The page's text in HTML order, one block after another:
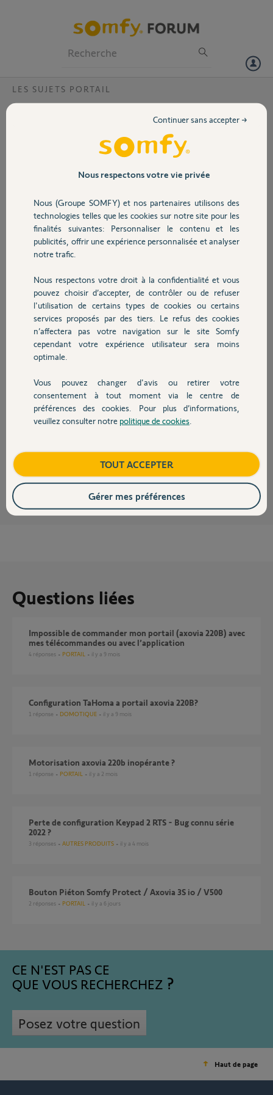
Volet
Sécurité
Domotique
Chauffage
Autres produits
Devis avec un pro
Contact
LES SUJETS PORTAIL
Impossible de commander mon portail
axovia 220B avec ma télécommande ni
avec l'application ni avec le visiophone ?
Il m'est impossible de commander mon portail (axovia 220B) avec ma
jean yves
il y a 9 mois
Réponses
Vérifiez le 230v, car même une carte en panne n'empêche pas le contact
Inutile de le dire 3 fois,
https://forum.somfy.fr/questions/3662965-impossible-ouvrir-fermer-
portail-application
https://forum.somfy.fr/questions/3662989-impossible-commander-
portail-axovia-220b-telecommandes-application
Questions liées
Impossible de commander mon portail (axovia 220B) avec
mes télécommandes ou avec l’application
4 réponses PORTAIL il y a 9 mois
Configuration TaHoma a portail axovia 220B?
1 réponse DOMOTIQUE il y a 9 mois
motorisation axovia 220b inopérante ?
1 réponse PORTAIL il y a 2 mois
Perte de configuration Keypad 2 RTS - Bug connu série
2022 ?
3 réponses AUTRES PRODUITS il y a 4 mois
Bouton Piéton Somfy Protect / Axovia 3S io / V500
2 réponses PORTAIL il y a 6 jours
CE N'EST PAS CE
QUE VOUS RECHERCHEZ
Posez votre question
Haut de page
Nous respectons votre vie privée
Nous (Groupe SOMFY) et nos partenaires utilisons des
technologies telles que les cookies sur notre site pour les
finalités suivantes: Personnaliser le contenu et les
publicités, offrir une expérience personnalisée et analyser
notre trafic.
Nous respectons votre droit à la confidentialité et vous
pouvez choisir d’accepter, de contrôler ou de refuser
l'utilisation de certains types de cookies ou certains
services proposés par des tiers. Le refus des cookies
n’affectera pas votre navigation sur le site Somfy
cependant votre expérience utilisateur sera moins
optimale.
Vous pouvez changer d'avis ou retirer votre
consentement à tout moment via le centre de
préférences des cookies. Pour plus d’informations,
veuillez consulter notre politique de cookies
Continuer sans accepter →
TOUT ACCEPTER
Gérer mes préférences